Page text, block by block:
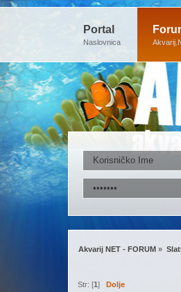
Portal
Naslovnica
Akvarij NET - FORUM »
Str: [1] Dolje